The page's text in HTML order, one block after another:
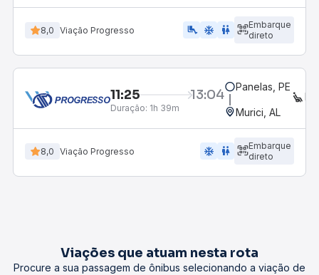
8,0 Viação Progresso airline_seat_legroom_extra ac_unit wc
Embarque
direto
11:25 13:04
Duração: 1h 39m
Panelas, PE
Murici, AL
8,0 Viação Progresso ac_unit wc
Embarque
direto
Viações que atuam nesta rota
Procure a sua passagem de ônibus selecionando a viação de